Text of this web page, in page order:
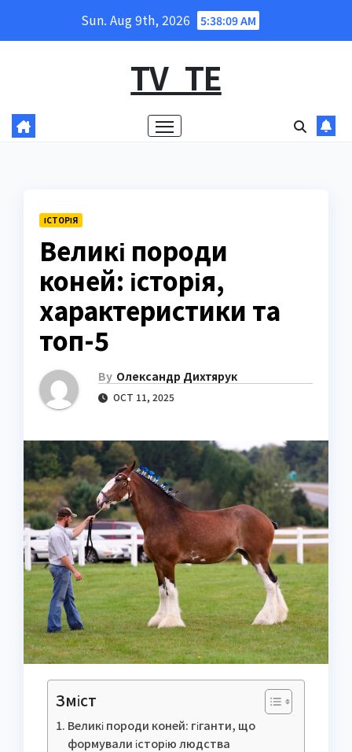
Sun. Aug 9th, 2026 5:38:10 AM
TV_TE
ІСТОРІЯ
Великі породи
коней: історія,
характеристики та
топ-5
By Олександр Дихтярук
OCT 11, 2025
Зміст
Великі породи коней: гіганти, що
формували історію людства